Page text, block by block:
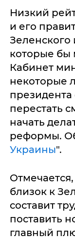
Низкий
и его
Зеленского
которые бы
Кабинет
некоторые
президента
перестать
начать
реформы.
Украины".
близок к
составит
поставить
главный